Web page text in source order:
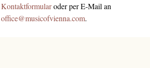
Kontaktformularoder per E-Mail an
office@musicofvienna.com.